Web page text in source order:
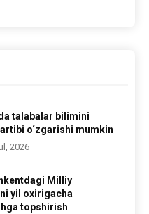
talabalar bilimini
o‘zgarishi mumkin
2026
Milliy
yil oxirigacha
topshirish